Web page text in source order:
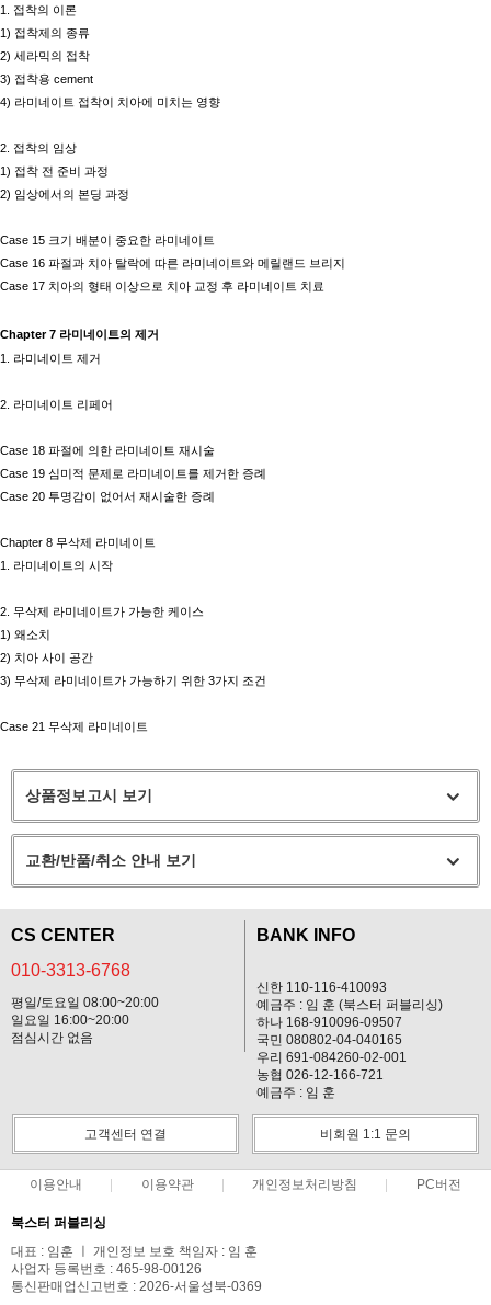
1.
접착의 이론
1) 접착제의 종류
2) 세라믹의 접착
3) 접착용 cement
4) 라미네이트 접착이 치아에 미치는 영향
2. 접착의 임상
1) 접착 전 준비 과정
2) 임상에서의 본딩 과정
Case 15 크기 배분이 중요한 라미네이트
Case 16 파절과 치아 탈락에 따른 라미네이트와 메릴랜드 브리지
Case 17 치아의 형태 이상으로 치아 교정 후 라미네이트 치료
Chapter 7 라미네이트의 제거
1.
라미네이트 제거
2. 라미네이트 리페어
Case 18 파절에 의한 라미네이트 재시술
Case 19 심미적 문제로 라미네이트를 제거한 증례
Case 20 투명감이 없어서 재시술한 증례
Chapter 8 무삭제 라미네이트
1.
라미네이트의 시작
2. 무삭제 라미네이트가 가능한 케이스
1) 왜소치
2) 치아 사이 공간
3) 무삭제 라미네이트가 가능하기 위한 3가지 조건
Case 21 무삭제 라미네이트
상품정보고시 보기
교환/반품/취소 안내 보기
CS CENTER
010-3313-6768
평일/토요일 08:00~20:00
일요일 16:00~20:00
점심시간 없음
BANK INFO
신한 110-116-410093
예금주 : 임 훈 (북스터 퍼블리싱)
하나 168-910096-09507
국민 080802-04-040165
우리 691-084260-02-001
농협 026-12-166-721
예금주 : 임 훈
고객센터 연결 비회원 1:1 문의
이용안내 이용약관 개인정보처리방침 PC버전
북스터 퍼블리싱
대표 : 임훈 ㅣ 개인정보 보호 책임자 : 임 훈
사업자 등록번호 : 465-98-00126
통신판매업신고번호 : 2026-서울성북-0369